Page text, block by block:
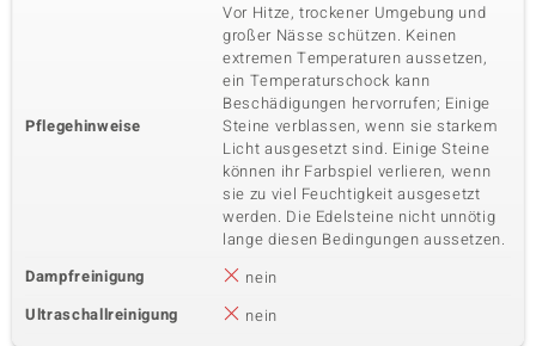
Pflegehinweise
Vor Hitze, trockener Umgebung und
großer Nässe schützen. Keinen
extremen Temperaturen aussetzen,
ein Temperaturschock kann
Beschädigungen hervorrufen; Einige
Steine verblassen, wenn sie starkem
Licht ausgesetzt sind. Einige Steine
können ihr Farbspiel verlieren, wenn
sie zu viel Feuchtigkeit ausgesetzt
werden. Die Edelsteine nicht unnötig
lange diesen Bedingungen aussetzen.
Dampfreinigung
nein
Ultraschallreinigung
nein